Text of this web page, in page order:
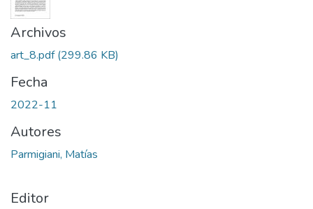
Archivos
art_8.pdf(299.86 KB)
Fecha
2022-11
Autores
Parmigiani, Matías
Editor